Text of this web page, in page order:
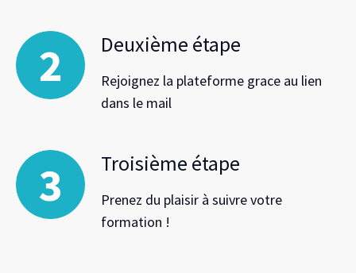
Deuxième étape
Rejoignez la plateforme grace au lien
dans le mail
Troisième étape
Prenez du plaisir à suivre votre
formation !